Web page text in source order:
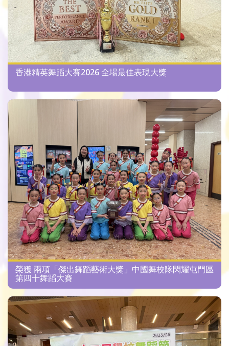
香港精英舞蹈大賽2026 全場最佳表現大獎
榮獲 兩項「傑出舞蹈藝術大獎」中國舞校隊閃耀屯門區
第四十舞蹈大賽